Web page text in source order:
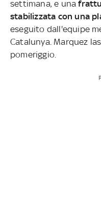
settimana, e una
stabilizzata con una
eseguito dall'equipe
Catalunya. Marquez
pomeriggio.